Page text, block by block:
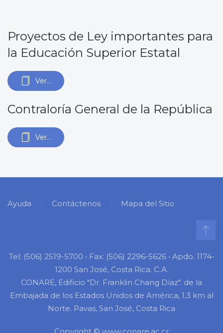
Proyectos de Ley importantes para
la Educación Superior Estatal
Ver...
Contraloría General de la República
Ver...
Ayuda Contáctenos Mapa del Sitio
Tel: (506) 2519-5700 • Fax: (506) 2296-5626 • Apdo. 1174-
1200 San José, Costa Rica. C.A.
CONARE, Edificio "Dr. Franklin Chang Díaz". de la
Embajada de los Estados Unidos de América, 1,3 km al
Norte. Pavas, San José, Costa Rica